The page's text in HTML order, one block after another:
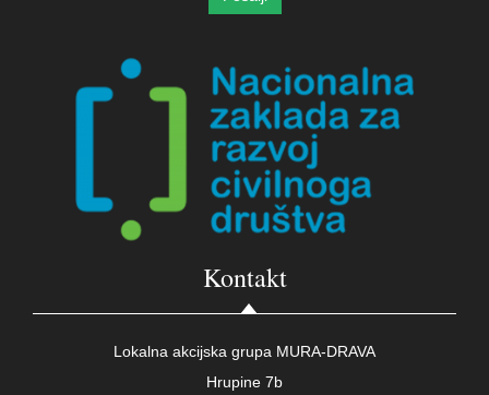
Kontakt
Lokalna akcijska grupa MURA-DRAVA
Hrupine 7b